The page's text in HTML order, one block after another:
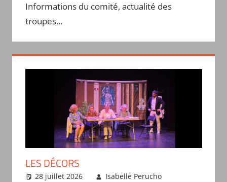
Informations du comité, actualité des
troupes...
LES DÉCORS
28 juillet 2026
Isabelle Perucho